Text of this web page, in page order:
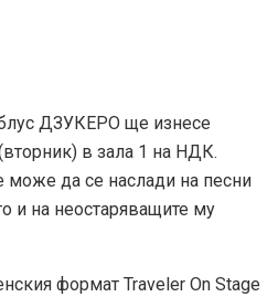
ДЗУКЕРО ще изнесе
в зала 1 на НДК.
може да се наслади на песни
и на неостаряващите му
формат Traveler On Stage